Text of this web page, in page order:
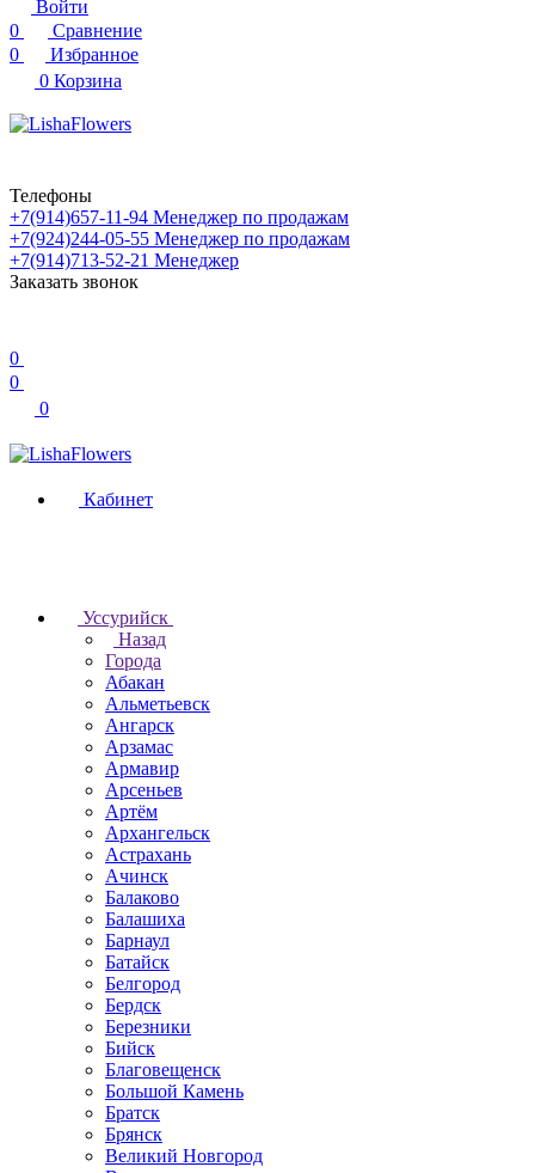
Войти
0
Сравнение
0
Избранное
0 Корзина
Телефоны
+7(914)657-11-94 Менеджер по продажам
+7(924)244-05-55 Менеджер по продажам
+7(914)713-52-21 Менеджер
Заказать звонок
0
0
0
Кабинет
Уссурийск
Назад
Города
Абакан
Альметьевск
Ангарск
Арзамас
Армавир
Арсеньев
Артём
Архангельск
Астрахань
Ачинск
Балаково
Балашиха
Барнаул
Батайск
Белгород
Бердск
Березники
Бийск
Благовещенск
Большой Камень
Братск
Брянск
Великий Новгород